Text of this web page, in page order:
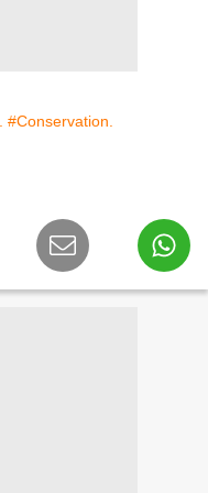
#Conservation.